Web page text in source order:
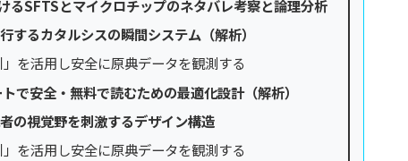
るSFTSとマイクロチップのネタバレ考察と論理分析
するカタルシスの瞬間システム（解析）
を活用し安全に原典データを観測する
で安全・無料で読むための最適化設計（解析）
の視覚野を刺激するデザイン構造
を活用し安全に原典データを観測する